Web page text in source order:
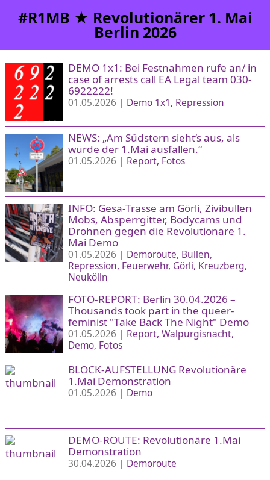
#R1MB ★ Revolutionärer 1. Mai
Berlin 2026
DEMO 1x1: Bei Festnahmen rufe an/ in
case of arrests call EA Legal team 030-
6922222!
01.05.2026 | Demo 1x1 Repression
NEWS: „Am Südstern sieht‘s aus, als
würde der 1.Mai ausfallen.“
01.05.2026 | Report Fotos
INFO: Gesa-Trasse am Görli, Zivibullen
Mobs, Absperrgitter, Bodycams und
Drohnen gegen die Revolutionäre 1.
Mai Demo
01.05.2026 | Demoroute Bullen
Repression Feuerwehr Görli Kreuzberg
Neukölln
FOTO-REPORT: Berlin 30.04.2026 –
Thousands took part in the queer-
feminist "Take Back The Night" Demo
01.05.2026 | Report Walpurgisnacht
Demo Fotos
BLOCK-AUFSTELLUNG Revolutionäre
1.Mai Demonstration
01.05.2026 | Demo
DEMO-ROUTE: Revolutionäre 1.Mai
Demonstration
30.04.2026 | Demoroute